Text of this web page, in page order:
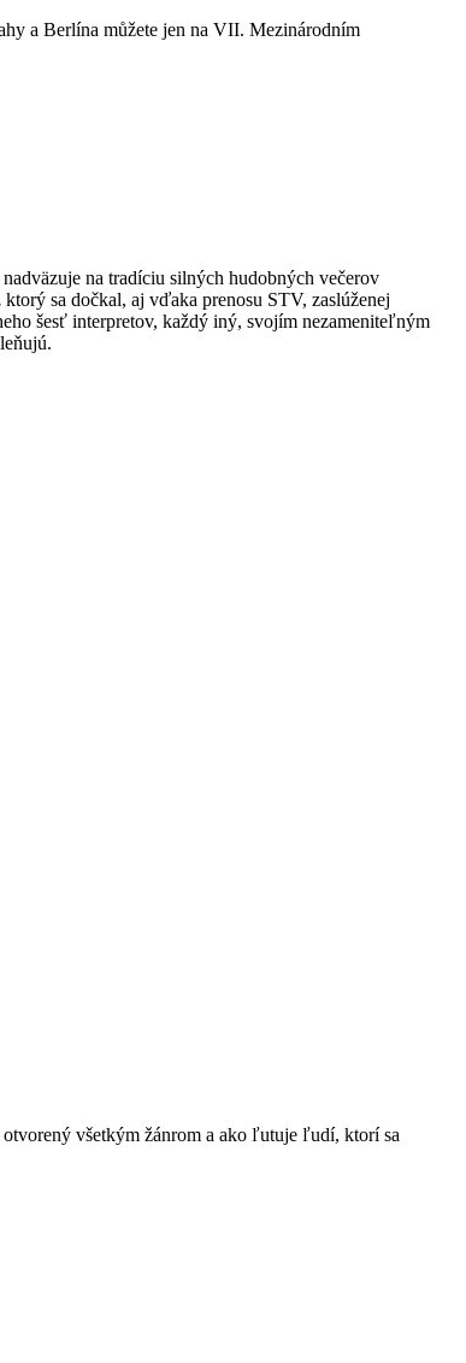
a Berlína můžete jen na VII. Mezinárodním
na tradíciu silných hudobných večerov
ktorý sa dočkal, aj vďaka prenosu STV, zaslúženej
šesť interpretov, každý iný, svojím nezameniteľným
všetkým žánrom a ako ľutuje ľudí, ktorí sa